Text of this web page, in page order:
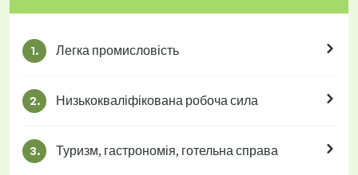
1. Легка промисловість
2. Низькокваліфікована робоча сила
3. Туризм, гастрономія, готельна справа